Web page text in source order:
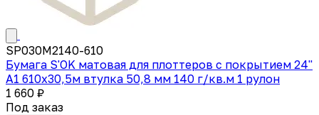
SP030M2140-610
Бумага S'OK матовая для плоттеров с покрытием 24''
A1 610х30,5м втулка 50,8 мм 140 г/кв.м 1 рулон
1 660 ₽
Под заказ